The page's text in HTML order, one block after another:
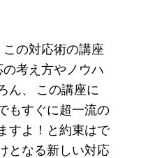
の対応術の講座
考え方やノウハ
ん、 この講座に
もすぐに超一流の
すよ！と約束はで
となる新しい対応